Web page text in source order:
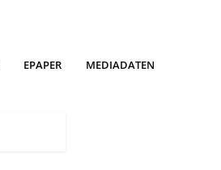
EPAPER MEDIADATEN